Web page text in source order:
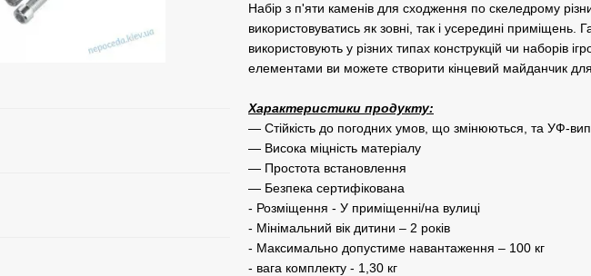
Набір з п'яти каменів для сходження по скеледрому
використовуватись як зовні, так і усередині приміщень.
використовують у різних типах конструкцій чи наборів
елементами ви можете створити кінцевий майданчик для
Характеристики продукту:
― Стійкість до погодних умов, що змінюються, та УФ-
― Висока міцність матеріалу
― Простота встановлення
― Безпека сертифікована
- Розміщення - У приміщенні/на вулиці
- Мінімальний вік дитини – 2 років
- Максимально допустиме навантаження – 100 кг
- вага комплекту - 1,30 кг